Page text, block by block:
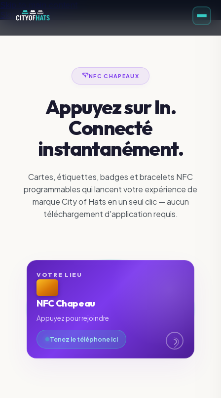
Skip to main content
Skip to footer
NFC CHAPEAUX
Appuyez sur In.
Connecté
instantanément.
Cartes, étiquettes, badges et bracelets NFC
programmables qui lancent votre expérience de
marque City of Hats en un seul clic — aucun
téléchargement d'application requis.
VOTRE LIEU
NFC Chapeau
Appuyez pour rejoindre
Tenez le téléphone ici